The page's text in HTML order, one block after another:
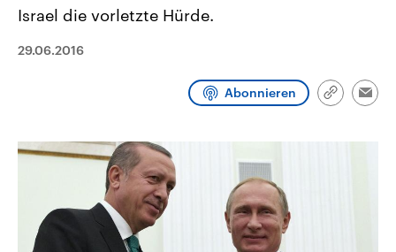
Umfragen, Prognosen,
und Hintergründe zu den Parteien
Sendungen
Israel die vorletzte Hürde.
29.06.2016
Abonnieren
Link